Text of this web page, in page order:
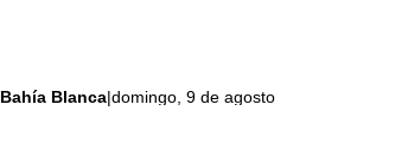
Bahía Blanca|domingo, 9 de agosto